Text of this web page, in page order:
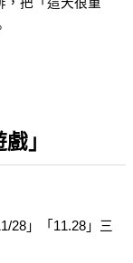
，把「這天很重
」
28」「11.28」三